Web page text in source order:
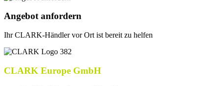
Angebot anfordern
Ihr CLARK-Händler vor Ort ist bereit zu helfen
CLARK Europe GmbH